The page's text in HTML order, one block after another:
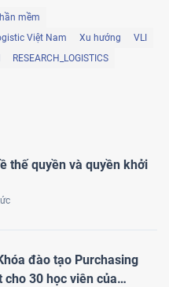
mềm
Việt Nam
Xu hướng
VLI
RESEARCH_LOGISTICS
thế quyền và quyền khởi
đào tạo Purchasing
cho 30 học viên của